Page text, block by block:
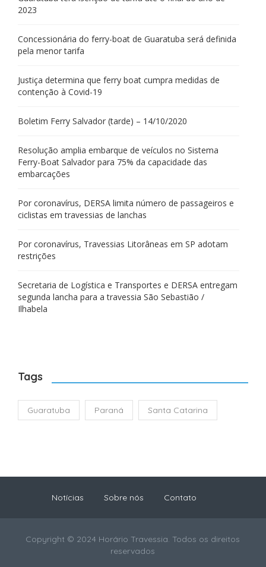
2023
Concessionária do ferry-boat de Guaratuba será definida
pela menor tarifa
Justiça determina que ferry boat cumpra medidas de
contenção à Covid-19
Boletim Ferry Salvador (tarde) – 14/10/2020
Resolução amplia embarque de veículos no Sistema
Ferry-Boat Salvador para 75% da capacidade das
embarcações
Por coronavírus, DERSA limita número de passageiros e
ciclistas em travessias de lanchas
Por coronavírus, Travessias Litorâneas em SP adotam
restrições
Secretaria de Logística e Transportes e DERSA entregam
segunda lancha para a travessia São Sebastião /
Ilhabela
Tags
Guaratuba Paraná Santa Catarina
Notícias Sobre nós Contato
Copyright © 2024 Horário Travessia. Todos os direitos
reservados